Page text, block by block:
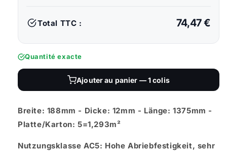
Total TTC : 74,47 €
Quantité exacte
Ajouter au panier — 1 colis
Breite: 188mm - Dicke: 12mm - Länge: 1375mm -
Platte/Karton: 5=1,293m²
Nutzungsklasse AC5: Hohe Abriebfestigkeit, sehr